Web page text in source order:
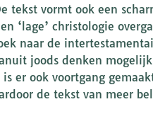
tekst vormt ook een
‘lage’ christologie
naar de
joods denken
er ook voortgang
de tekst van meer